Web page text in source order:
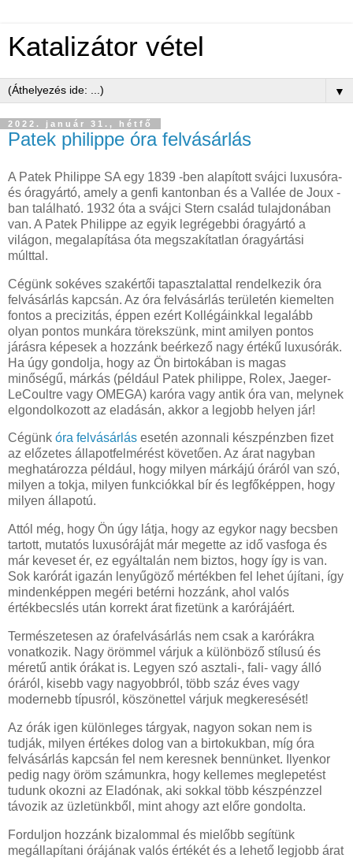
Katalizátor vétel
▼
2022. január 31., hétfő
Patek philippe óra felvásárlás
A Patek Philippe SA egy 1839 -ben alapított svájci luxusóra-
és óragyártó, amely a genfi ​​kantonban és a Vallée de Joux -
ban található. 1932 óta a svájci Stern család tulajdonában
van. A Patek Philippe az egyik legrégebbi óragyártó a
világon, megalapítása óta megszakítatlan óragyártási
múlttal.
Cégünk sokéves szakértői tapasztalattal rendelkezik óra
felvásárlás kapcsán. Az óra felvásárlás területén kiemelten
fontos a precizitás, éppen ezért Kollégáinkkal legalább
olyan pontos munkára törekszünk, mint amilyen pontos
járásra képesek a hozzánk beérkező nagy értékű luxusórák.
Ha úgy gondolja, hogy az Ön birtokában is magas
minőségű, márkás (például Patek philippe, Rolex, Jaeger-
LeCoultre vagy OMEGA) karóra vagy antik óra van, melynek
elgondolkozott az eladásán, akkor a legjobb helyen jár!
Cégünk óra felvásárlás esetén azonnali készpénzben fizet
az előzetes állapotfelmérést követően. Az árat nagyban
meghatározza például, hogy milyen márkájú óráról van szó,
milyen a tokja, milyen funkciókkal bír és legfőképpen, hogy
milyen állapotú.
Attól még, hogy Ön úgy látja, hogy az egykor nagy becsben
tartott, mutatós luxusóráját már megette az idő vasfoga és
már keveset ér, ez egyáltalán nem biztos, hogy így is van.
Sok karórát igazán lenyűgöző mértékben fel lehet újítani, így
mindenképpen megéri betérni hozzánk, ahol valós
értékbecslés után korrekt árat fizetünk a karórájáért.
Természetesen az órafelvásárlás nem csak a karórákra
vonatkozik. Nagy örömmel várjuk a különböző stílusú és
méretű antik órákat is. Legyen szó asztali-, fali- vagy álló
óráról, kisebb vagy nagyobbról, több száz éves vagy
modernebb típusról, köszönettel várjuk megkeresését!
Az órák igen különleges tárgyak, nagyon sokan nem is
tudják, milyen értékes dolog van a birtokukban, míg óra
felvásárlás kapcsán fel nem keresnek bennünket. Ilyenkor
pedig nagy öröm számunkra, hogy kellemes meglepetést
tudunk okozni az Eladónak, aki sokkal több készpénzzel
távozik az üzletünkből, mint ahogy azt előre gondolta.
Forduljon hozzánk bizalommal és mielőbb segítünk
megállapítani órájának valós értékét és a lehető legjobb árat